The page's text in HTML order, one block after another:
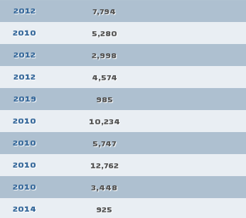
7,794
2012
5,280
2010
2,998
2012
4,574
2012
985
2019
10,234
2010
5,747
2010
12,762
2010
3,448
2010
925
2014